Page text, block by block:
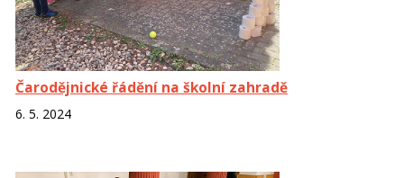
Čarodějnické řádění na školní zahradě
6. 5. 2024